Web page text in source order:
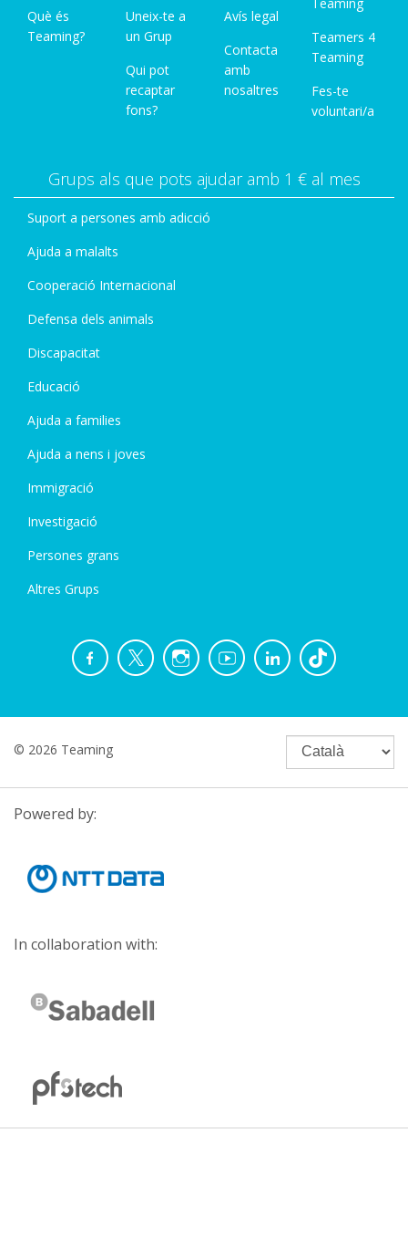
Què és
Teaming?
Uneix-te a
un Grup
Qui pot
recaptar
fons?
Avís legal
Contacta
amb
nosaltres
Teamers 4
Teaming
Fes-te
voluntari/a
Grups als que pots ajudar amb 1 € al mes
Suport a persones amb adicció
Ajuda a malalts
Cooperació Internacional
Defensa dels animals
Discapacitat
Educació
Ajuda a families
Ajuda a nens i joves
Immigració
Investigació
Persones grans
Altres Grups
© 2026 Teaming
Powered by:
In collaboration with: